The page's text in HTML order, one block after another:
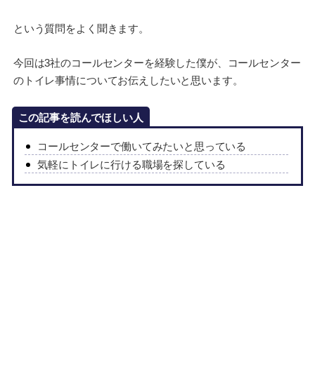
という質問をよく聞きます。
今回は3社のコールセンターを経験した僕が、コールセンター
のトイレ事情についてお伝えしたいと思います。
この記事を読んでほしい人
コールセンターで働いてみたいと思っている
気軽にトイレに行ける職場を探している